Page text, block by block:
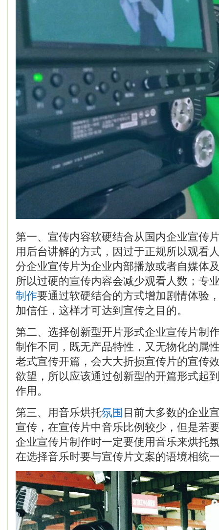
第一、宣传内容软硬结合从国内企业宣传
用后台讲解的方式，因过于正规所以观看
分企业宣传片为企业内部播放或者自媒体
所以过硬的宣传内容会减少观看人数；专
制作要通过软硬结合的方式增加剧情体验
加信任，这样才可达到宣传之目的。
第二、选择创新型开片形式企业宣传片制
制作不同，既无产品特性，又无物化的属
老式宣传开篇，会大大折损宣传片的宣传
欲望，所以应该通过创新型的开篇形式起
作用。
第三、用音乐烘托氛围 目前大多数的企业
宣传，在宣传片中音乐比例较少，但是若
企业宣传片制作时一定要使用音乐来烘托
在选择音乐时要与宣传片文案的语境相统